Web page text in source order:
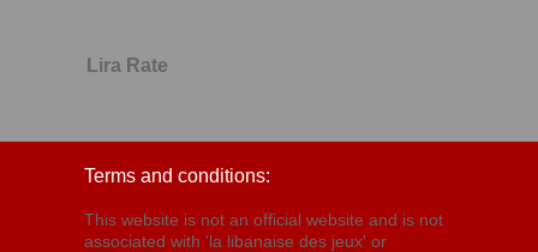
Lira Rate
Terms and conditions:
This website is not an official website and is not
associated with 'la libanaise des jeux' or